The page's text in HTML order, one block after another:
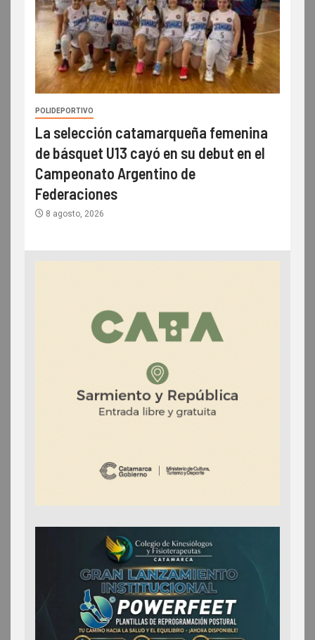
POLIDEPORTIVO
La selección catamarqueña femenina
de básquet U13 cayó en su debut en el
Campeonato Argentino de
Federaciones
8 agosto, 2026